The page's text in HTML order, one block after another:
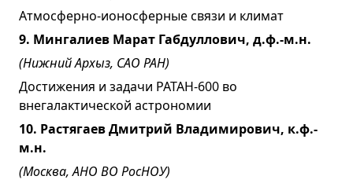
Атмосферно-ионосферные связи и климат
9. Мингалиев Марат Габдуллович, д.ф.-м.н.
(Нижний Архыз, САО РАН)
Достижения и задачи РАТАН-600 во
внегалактической астрономии
10. Растягаев Дмитрий Владимирович, к.ф.-
м.н.
(Москва,АНО ВО РосНОУ)